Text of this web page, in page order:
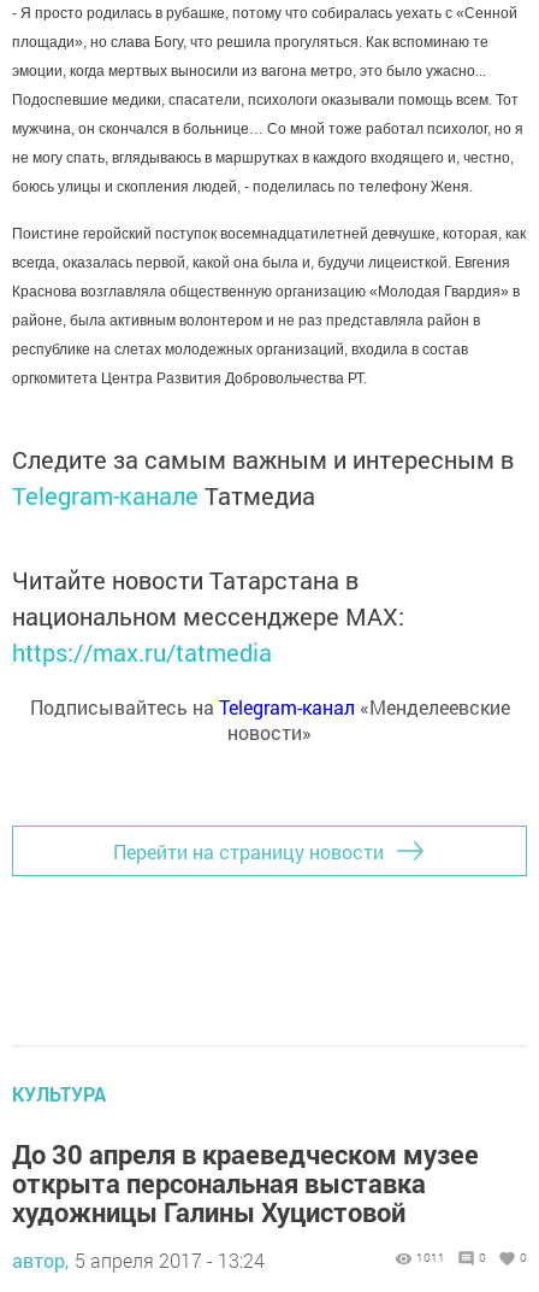
- Я просто родилась в рубашке, потому что собиралась уехать с «Сенной
площади», но слава Богу, что решила прогуляться. Как вспоминаю те
эмоции, когда мертвых выносили из вагона метро, это было ужасно...
Подоспевшие медики, спасатели, психологи оказывали помощь всем. Тот
мужчина, он скончался в больнице… Со мной тоже работал психолог, но я
не могу спать, вглядываюсь в маршрутках в каждого входящего и, честно,
боюсь улицы и скопления людей, - поделилась по телефону Женя.
Поистине геройский поступок восемнадцатилетней девчушке, которая, как
всегда, оказалась первой, какой она была и, будучи лицеисткой. Евгения
Краснова возглавляла общественную организацию «Молодая Гвардия» в
районе, была активным волонтером и не раз представляла район в
республике на слетах молодежных организаций, входила в состав
оргкомитета Центра Развития Добровольчества РТ.
Следите за самым важным и интересным в
Telegram-канале Татмедиа
Читайте новости Татарстана в
национальном мессенджере MАХ:
https://max.ru/tatmedia
Подписывайтесь на Telegram-канал «Менделеевские
новости»
Перейти на страницу новости
КУЛЬТУРА
До 30 апреля в краеведческом музее
открыта персональная выставка
художницы Галины Хуцистовой
автор, 5 апреля 2017 - 13:24 1011 0 0